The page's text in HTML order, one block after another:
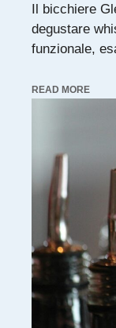
Il bicchiere
degustare
funzionale,
READ MORE